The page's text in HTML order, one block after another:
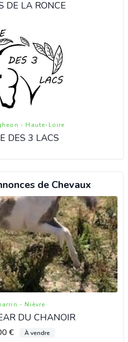
DE LA RONCE
- Haute-Loire
DES 3 LACS
de Chevaux
- Nièvre
DU CHANOIR
€ À vendre